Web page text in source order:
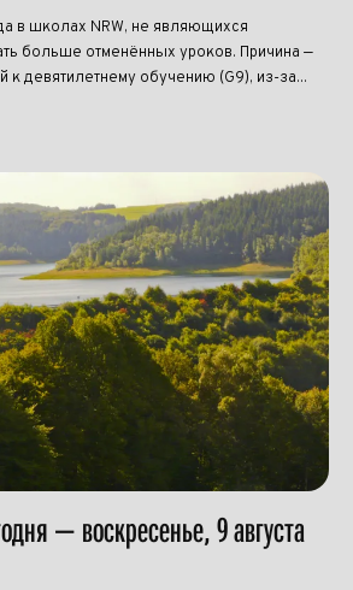
в школах NRW, не являющихся
больше отменённых уроков. Причина —
к девятилетнему обучению (G9), из-за...
— воскресенье, 9 августа